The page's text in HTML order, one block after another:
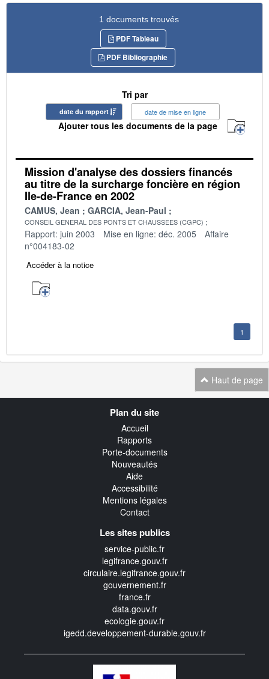
1 documents trouvés
PDF Tableau
PDF Bibliographie
Tri par
date du rapport date de mise en ligne
Ajouter tous les documents de la page
Mission d'analyse des dossiers financés
au titre de la surcharge foncière en région
Ile-de-France en 2002
CAMUS, Jean GARCIA, Jean-Paul
CONSEIL GENERAL DES PONTS ET CHAUSSEES (CGPC)
Rapport: juin 2003 Mise en ligne: déc. 2005
Affaire
n°004183-02
Accéder à la notice
1
Haut de page
Plan du site
Accueil
Rapports
Porte-documents
Nouveautés
Aide
Accessibilité
Mentions légales
Contact
Les sites publics
service-public.fr
legifrance.gouv.fr
circulaire.legifrance.gouv.fr
gouvernement.fr
france.fr
data.gouv.fr
ecologie.gouv.fr
igedd.developpement-durable.gouv.fr